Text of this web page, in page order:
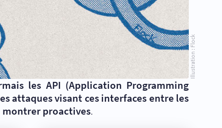
Illustration : Flock
les API (Application Programming
attaques visant ces interfaces entre les
montrer proactives.